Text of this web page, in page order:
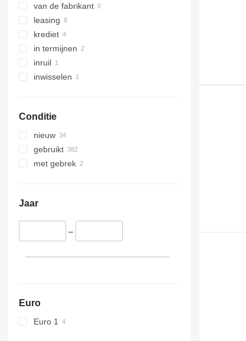
van de fabrikant
leasing
krediet
in termijnen
inruil
inwisselen
Conditie
nieuw
gebruikt
met gebrek
Jaar
–
Euro
Euro 1